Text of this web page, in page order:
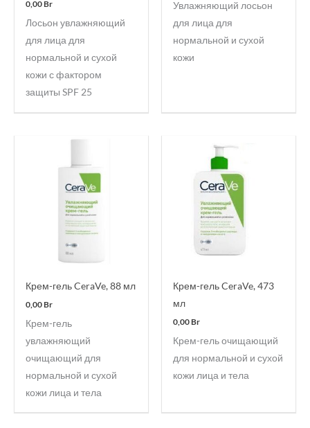
0,00Br
Лосьон увлажняющий
для лица для
нормальной и сухой
кожи с фактором
защиты SPF 25
Увлажняющий лосьон
для лица для
нормальной и сухой
кожи
Крем-гель CeraVe, 88 мл
0,00Br
Крем-гель
увлажняющий
очищающий для
нормальной и сухой
кожи лица и тела
Крем-гель CeraVe, 473
мл
0,00Br
Крем-гель очищающий
для нормальной и сухой
кожи лица и тела